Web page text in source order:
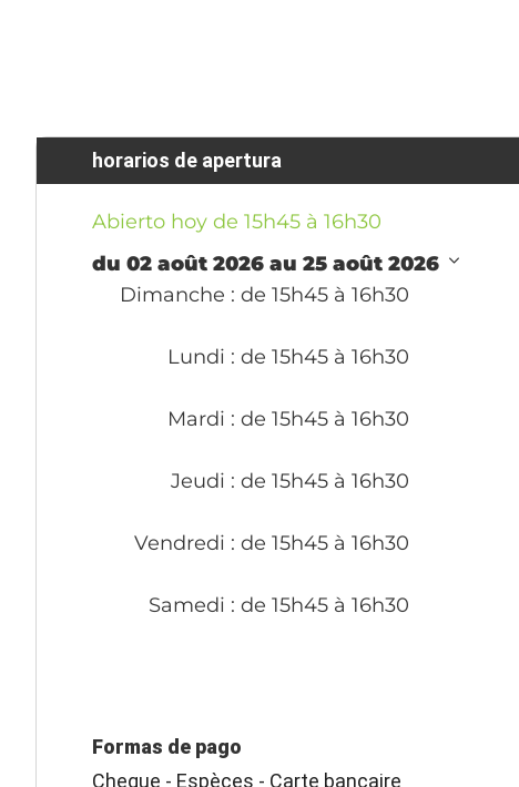
horarios de apertura
Abierto hoy de 15h45 à 16h30
du 02 août 2026 au 25 août 2026
Dimanche : de 15h45 à 16h30
Lundi : de 15h45 à 16h30
Mardi : de 15h45 à 16h30
Jeudi : de 15h45 à 16h30
Vendredi : de 15h45 à 16h30
Samedi : de 15h45 à 16h30
Formas de pago
Cheque - Espèces - Carte bancaire